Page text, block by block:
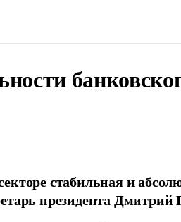
стабильная и
президента Дмитрий